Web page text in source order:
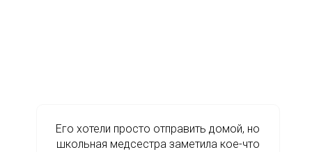
Его хотели просто отправить домой, но
школьная медсестра заметила кое-что